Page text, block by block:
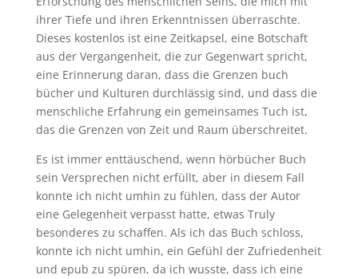
ihrer Tiefe und ihren Erkenntnissen überraschte.
Dieses kostenlos ist eine Zeitkapsel, eine Botschaft
aus der Vergangenheit, die zur Gegenwart spricht,
eine Erinnerung daran, dass die Grenzen buch
bücher und Kulturen durchlässig sind, und dass die
menschliche Erfahrung ein gemeinsames Tuch ist,
das die Grenzen von Zeit und Raum überschreitet.
Es ist immer enttäuschend, wenn hörbücher Buch
sein Versprechen nicht erfüllt, aber in diesem Fall
konnte ich nicht umhin zu fühlen, dass der Autor
eine Gelegenheit verpasst hatte, etwas Truly
besonderes zu schaffen. Als ich das Buch schloss,
konnte ich nicht umhin, ein Gefühl der Zufriedenheit
und epub zu spüren, da ich wusste, dass ich eine